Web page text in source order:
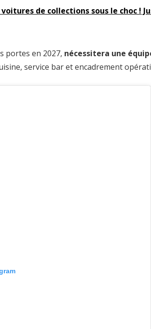
de collections sous le choc !
portes en 2027, nécessitera une
service bar et encadrement